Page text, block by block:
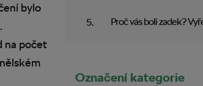
bylo
na počet
Proč vás bolí zadek?
Označení kategorie